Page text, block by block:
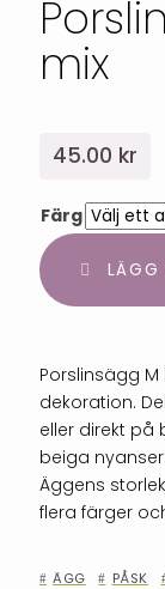
mix
45.00 kr
Färg
LÄGG
Porslinsägg
dekoration.
eller direkt på
beiga
Äggens
flera färger
ÄGG PÅSK